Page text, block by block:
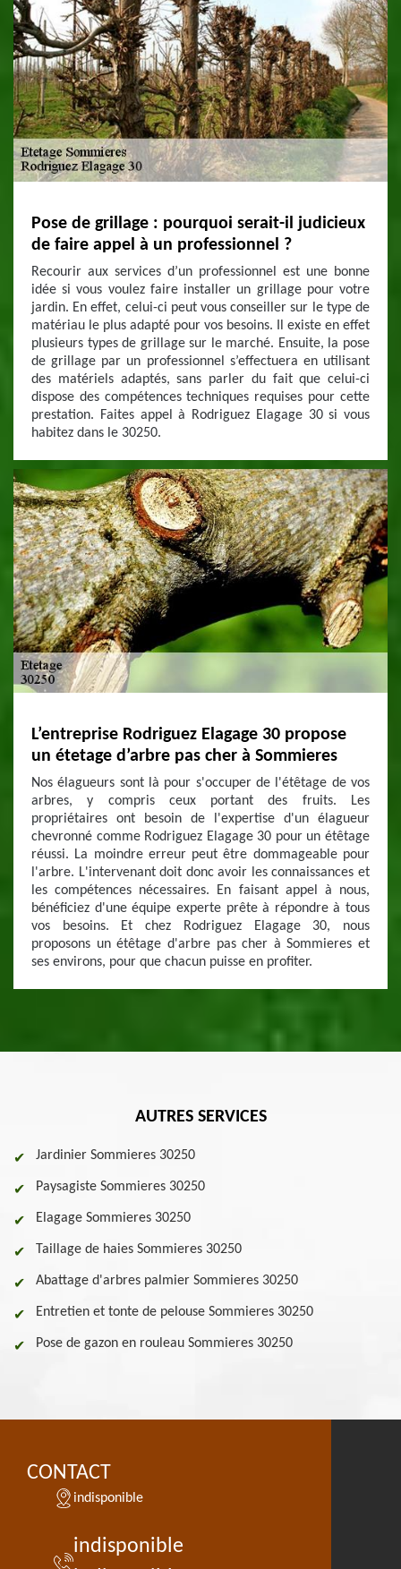
Pose de grillage : pourquoi serait-il judicieux
de faire appel à un professionnel ?
Recourir aux services d’un professionnel est une bonne
idée si vous voulez faire installer un grillage pour votre
jardin. En effet, celui-ci peut vous conseiller sur le type de
matériau le plus adapté pour vos besoins. Il existe en effet
plusieurs types de grillage sur le marché. Ensuite, la pose
de grillage par un professionnel s’effectuera en utilisant
des matériels adaptés, sans parler du fait que celui-ci
dispose des compétences techniques requises pour cette
prestation. Faites appel à Rodriguez Elagage 30 si vous
habitez dans le 30250.
L’entreprise Rodriguez Elagage 30 propose
un étetage d’arbre pas cher à Sommieres
Nos élagueurs sont là pour s'occuper de l'étêtage de vos
arbres, y compris ceux portant des fruits. Les
propriétaires ont besoin de l'expertise d'un élagueur
chevronné comme Rodriguez Elagage 30 pour un étêtage
réussi. La moindre erreur peut être dommageable pour
l'arbre. L'intervenant doit donc avoir les connaissances et
les compétences nécessaires. En faisant appel à nous,
bénéficiez d'une équipe experte prête à répondre à tous
vos besoins. Et chez Rodriguez Elagage 30, nous
proposons un étêtage d'arbre pas cher à Sommieres et
ses environs, pour que chacun puisse en profiter.
AUTRES SERVICES
Jardinier Sommieres 30250
Paysagiste Sommieres 30250
Elagage Sommieres 30250
Taillage de haies Sommieres 30250
Abattage d'arbres palmier Sommieres 30250
Entretien et tonte de pelouse Sommieres 30250
Pose de gazon en rouleau Sommieres 30250
CONTACT
indisponible
indisponible